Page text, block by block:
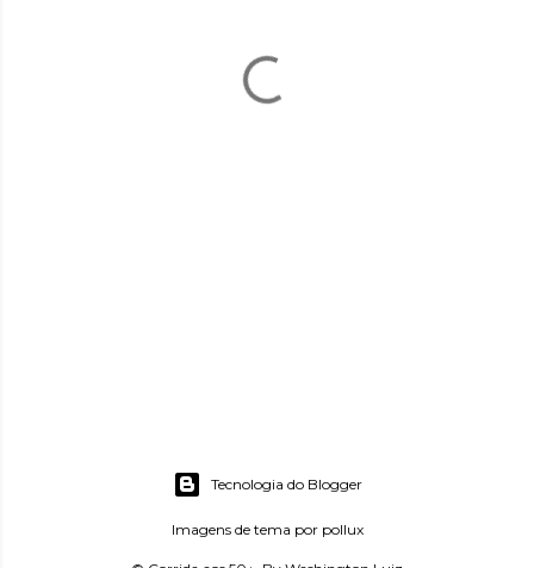
Tecnologia do Blogger
Imagens de tema por pollux